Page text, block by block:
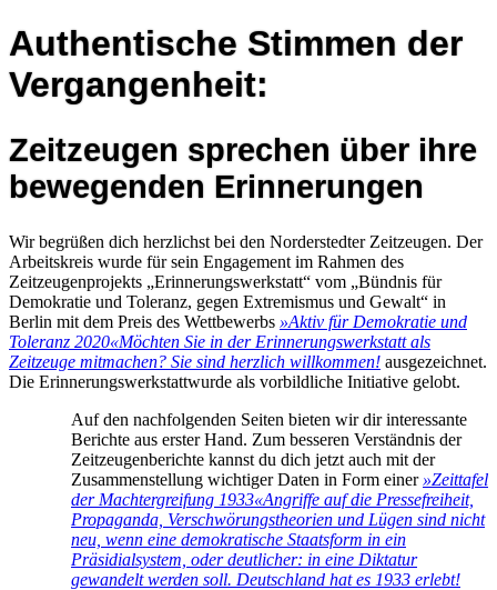
Authentische Stimmen der
Vergangenheit:
Zeitzeugen sprechen über ihre
bewegenden Erinnerungen
Wir begrüßen dich herzlichst bei den Norderstedter Zeitzeugen. Der
Arbeitskreis wurde für sein Engagement im Rahmen des
Zeitzeugenprojekts „Erinnerungswerkstatt“ vom „Bündnis für
Demokratie und Toleranz, gegen Extremismus und Gewalt“ in
Berlin mit dem Preis des Wettbewerbs »Aktiv für Demokratie und
Toleranz 2020«Möchten Sie in der Erinnerungswerkstatt als
Zeitzeuge mitmachen? Sie sind herzlich willkommen! ausgezeichnet.
Die Erinnerungswerkstattwurde als vorbildliche Initiative gelobt.
Auf den nachfolgenden Seiten bieten wir dir interessante
Berichte aus erster Hand. Zum besseren Verständnis der
Zeitzeugenberichte kannst du dich jetzt auch mit der
Zusammenstellung wichtiger Daten in Form einer »Zeittafel
der Machtergreifung 1933«Angriffe auf die Pressefreiheit,
Propaganda, Verschwörungstheorien und Lügen sind nicht
neu, wenn eine demokratische Staatsform in ein
Präsidialsystem, oder deutlicher: in eine Diktatur
gewandelt werden soll. Deutschland hat es 1933 erlebt!